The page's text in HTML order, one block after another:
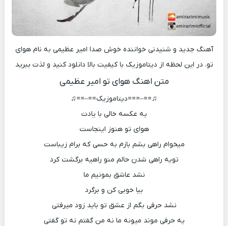
آهنگ جدید و شنیدنی خواننده خوش صدا امیر عظیمی به نام هوای
تو. در این لحظه از دیتاموزیک با کیفیت بالا دانلود کنید و لذت ببرید
متن اهنگ هوای تو امیر عظیمی
♫==–===دیتاموزیک==–==♫
یه عکسه خالی با یادت
هوای تو هنوز اینجاست
میخوام راهی بشم بازم به حسی که برام زیباست
تویه راهی شدن حالم منو راهیه برگشت کرد
نشد عاشق بمونیم ما
بیا خوبی کن و برگرد
نشد حرفی بگم از عشق تو باید زود میرفتی
یه حرفی موند میونه ما نه من گفتم نه تو گفتی